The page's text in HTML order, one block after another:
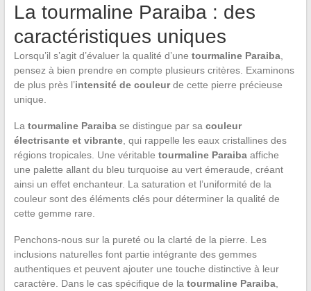
La tourmaline Paraiba : des
caractéristiques uniques
Lorsqu’il s’agit d’évaluer la qualité d’une tourmaline Paraiba,
pensez à bien prendre en compte plusieurs critères. Examinons
de plus près l’intensité de couleurde cette pierre précieuse
unique.
La tourmaline Paraibase distingue par sa couleur
électrisante et vibrante, qui rappelle les eaux cristallines des
régions tropicales. Une véritable tourmaline Paraibaaffiche
une palette allant du bleu turquoise au vert émeraude, créant
ainsi un effet enchanteur. La saturation et l’uniformité de la
couleur sont des éléments clés pour déterminer la qualité de
cette gemme rare.
Penchons-nous sur la pureté ou la clarté de la pierre. Les
inclusions naturelles font partie intégrante des gemmes
authentiques et peuvent ajouter une touche distinctive à leur
caractère. Dans le cas spécifique de la tourmaline Paraiba,